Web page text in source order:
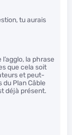
tu aurais
la phrase
que cela soit
et peut-
Plan Câble
déjà présent.